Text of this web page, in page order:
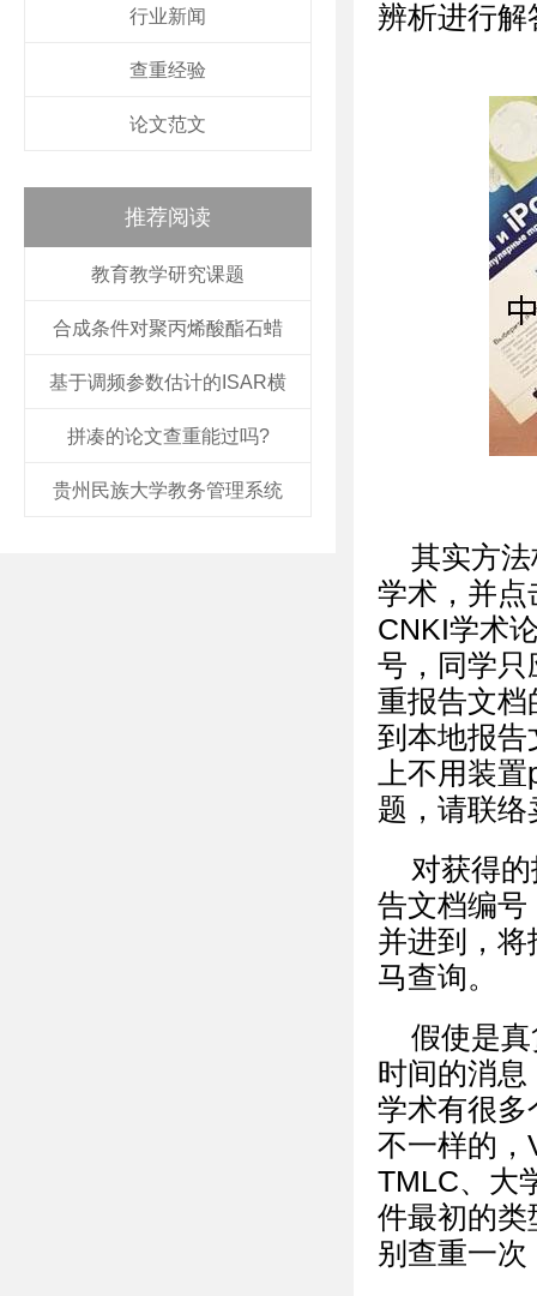
行业新闻
查重经验
论文范文
推荐阅读
教育教学研究课题
合成条件对聚丙烯酸酯石蜡
基于调频参数估计的ISAR横
拼凑的论文查重能过吗?
贵州民族大学教务管理系统
辨析进行
其实方
学术，并点
CNKI学术
号，同学只
重报告文档
到本地报
上不用装
题，请联
对获得
告文档编号
并进到，
马查询。
假使是
时间的消
学术有很多
不一样的
TMLC、大
件最初的类
别查重一